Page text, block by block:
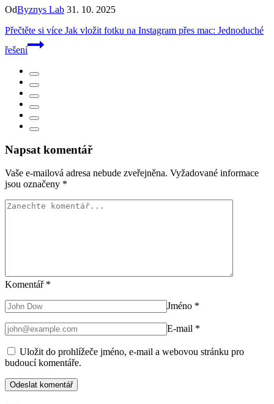
OdByznys Lab 31. 10. 2025
Přečtěte si více Jak vložit fotku na Instagram přes mac: Jednoduché
řešení
Napsat komentář
Vaše e-mailová adresa nebude zveřejněna. Vyžadované informace
jsou označeny *
Komentář *
Jméno *
E-mail *
Uložit do prohlížeče jméno, e-mail a webovou stránku pro
budoucí komentáře.